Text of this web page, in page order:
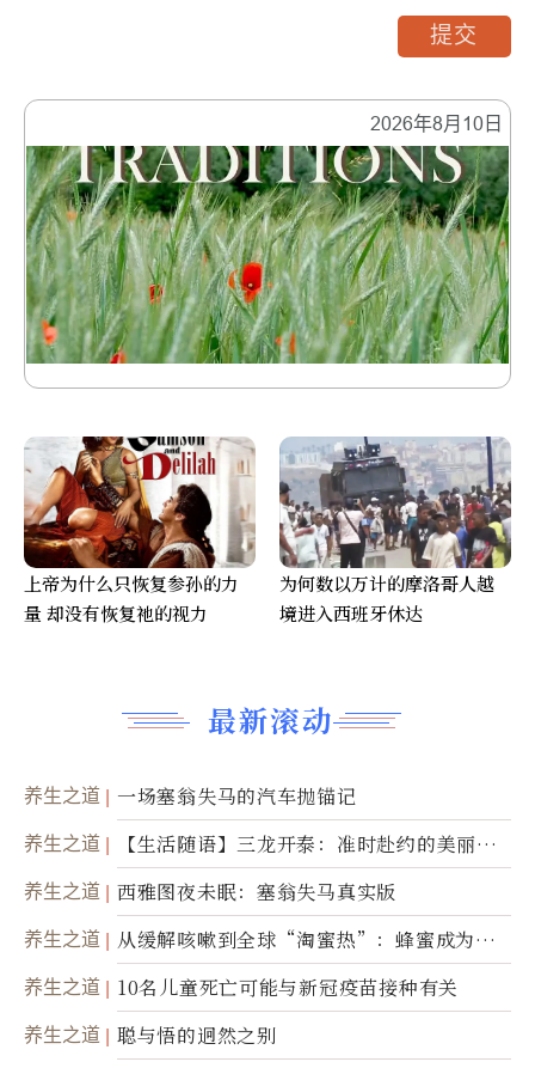
2026年8月10日
最新滚动
养生之道 一场塞翁失马的汽车抛锚记
养生之道
【生活随语】三龙开泰：准时赴约的美丽震
撼
养生之道 西雅图夜未眠：塞翁失马真实版
养生之道
从缓解咳嗽到全球“淘蜜热”：蜂蜜成为健
康产业前沿商品
养生之道 10名儿童死亡可能与新冠疫苗接种有关
养生之道 聪与悟的迥然之别
提交
上帝为什么只恢复参孙的力
量 却没有恢复祂的视力
为何数以万计的摩洛哥人越
境进入西班牙休达